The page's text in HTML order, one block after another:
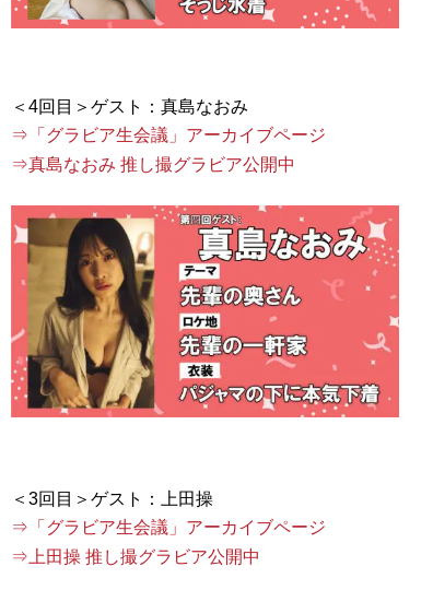
⇒「グラビア生会議」アーカイブページ
⇒真島なおみ 推し撮グラビア公開中
⇒「グラビア生会議」アーカイブページ
⇒上田操 推し撮グラビア公開中